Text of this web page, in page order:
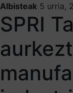
Albisteak 5 urria,
SPRI